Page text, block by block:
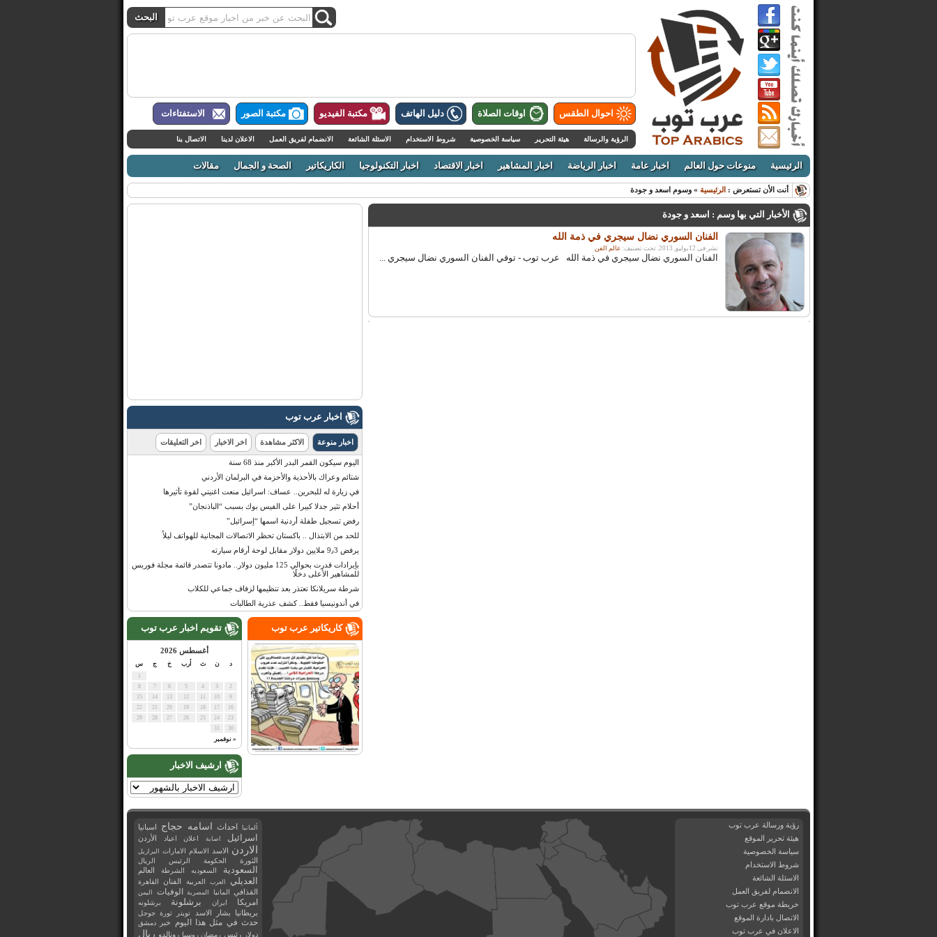
احوال الطقس اوقات الصلاة دليل الهاتف مكتبة الفيديو مكتبة الصور الاستفتاءات
الرؤية والرسالة هيئة التحرير سياسة الخصوصية شروط الاستخدام الاسئلة الشائعة الانضمام لفريق العمل الاعلان لدينا الاتصال بنا
الرئيسية منوعات حول العالم اخبار عامة اخبار الرياضة اخبار المشاهير اخبار الاقتصاد اخبار التكنولوجيا الكاريكاتير الصحة و الجمال مقالات
أنت الأن تستعرض : الرئيسية » وسوم اسعد و جودة
الأخبار التي بها وسم : اسعد و جودة
الفنان السوري نضال سيجري في ذمة الله
نشر فى 12يوليو, 2013. تحت تصنيف: عالم الفن.
الفنان السوري نضال سيجري في ذمة الله عرب توب - توفي الفنان السوري نضال سيجري ...
اخبار عرب توب
اخبار منوعة الاكثر مشاهدة اخر الاخبار اخر التعليقات
اليوم سيكون القمر البدر الأكبر منذ 68 سنة
شتائم وعراك بالأحذية والأحزمة في البرلمان الأردني
في زيارة له للبحرين.. عساف: اسرائيل منعت اغنيتي لقوة تأثيرها
أحلام تثير جدلا كبيرا على الفيس بوك بسبب “الباذنجان”
رفض تسجيل طفلة أردنية اسمها “إسرائيل”
للحد من الابتذال .. باكستان تحظر الاتصالات المجانية للهواتف ليلاً
يرفض 9٫3 ملايين دولار مقابل لوحة أرقام سيارته
بإيرادات قدرت بحوالي 125 مليون دولار.. مادونا تتصدر قائمة مجلة فوربس
للمشاهير الأعلى دخلًا
شرطة سريلانكا تعتذر بعد تنظيمها لزفاف جماعي للكلاب
في أندونيسيا فقط.. كشف عذرية الطالبات
تقويم اخبار عرب توب
أغسطس 2026
د ن ث أرب خ ج س
« نوفمبر
2
3
4
5
6
7
8
9
10
12
13
14
15
16
17
18
19
20
21
22
23
24
25
26
27
28
29
30
31
ارشيف الاخبار
كاريكاتير عرب توب
رؤية ورسالة عرب توب
هيئة تحرير الموقع
سياسة الخصوصية
شروط الاستخدام
الاسئلة الشائعة
الانضمام لفريق العمل
خريطة موقع عرب توب
الاتصال بادارة الموقع
الاعلان في عرب توب
ألمانيا احداث اسامه حجاج اسبانيا
اسرائيل اصابة اعلان اعياد الأردن
الاردن الاسد الاسلام الامارات البرازيل
الثورة الحكومة الرئيس الريال
السعودية السعوديه الشرطة العالم
العديلي العرب العربية الفنان القاهرة
القذافي المانيا المصرية الوفيات اليمن
امريكا ايران برشلونة برشلونه
بريطانيا بشار الاسد تويتر ثورة جوجل
حدث في مثل هذا اليوم خبر
دمشق
دولار
رئيس رمضان روسيا رونالدو ريال